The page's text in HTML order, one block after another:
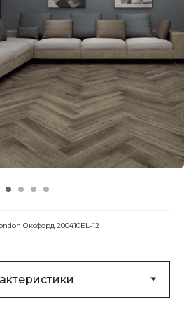
Оксфорд 200410EL-12